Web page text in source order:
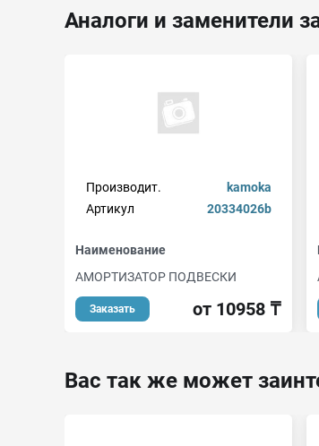
Аналоги и заменители
Производит.
kamoka
Артикул
20334026b
Наименование
АМОРТИЗАТОР ПОДВЕСКИ
Заказать от 10958 ₸
Вас так же может